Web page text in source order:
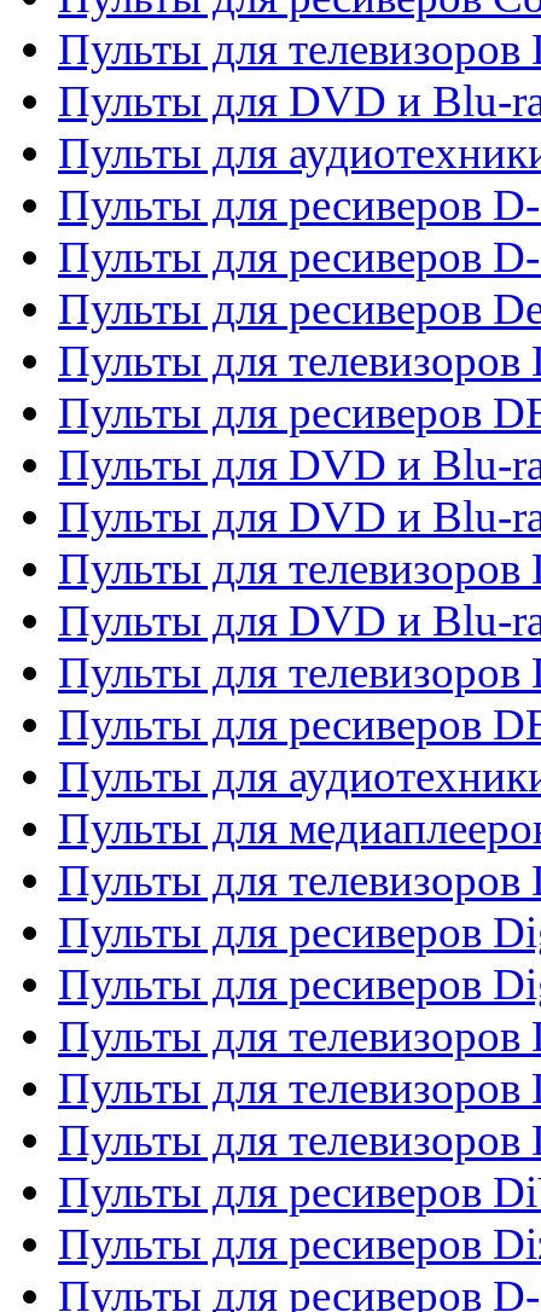
Пульты для телевизоров
Пульты для DVD и Blu-
Пульты для
Пульты для ресиверов
Пульты для ресиверов
Пульты для ресиверов
Пульты для телевизоров
Пульты для ресиверов
Пульты для DVD и Blu-
Пульты для DVD и Blu-
Пульты для
Пульты для DVD и Blu-
Пульты для телевизоров
Пульты для ресиверов
Пульты для
Пульты для
Пульты для телевизоров
Пульты для ресиверов
Пульты для ресиверов
Пульты для
Пульты для
Пульты для телевизоров
Пульты для ресиверов
Пульты для ресиверов
Пульты для ресиверов